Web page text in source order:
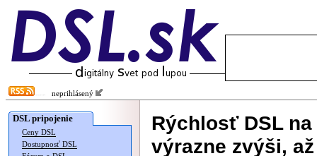
neprihlásený
DSL pripojenie
Ceny DSL
Dostupnosť DSL
Rýchlosť DSL
výrazne zvýši,